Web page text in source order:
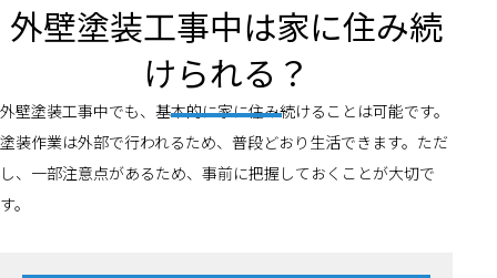
外壁塗装工事中は家に住み続
けられる？
外壁塗装工事中でも、基本的に家に住み続けることは可能です。
塗装作業は外部で行われるため、普段どおり生活できます。ただ
し、一部注意点があるため、事前に把握しておくことが大切で
す。